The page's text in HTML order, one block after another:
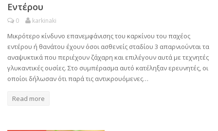
Εντέρου
0 karkinaki
Μικρότερο κίνδυνο επανεμφάνισης του καρκίνου του παχέος
εντέρου ή θανάτου έχουν όσοι ασθενείς σταδίου 3 απαρνιούνται τα
αναψυκτικά που περιέχουν ζάχαρη και επιλέγουν αυτά με τεχνητές
γλυκαντικές ουσίες. Στο συμπέρασμα αυτό κατέληξαν ερευνητές, οι
οποίοι δήλωσαν ότι παρά τις αντικρουόμενες…
Read more